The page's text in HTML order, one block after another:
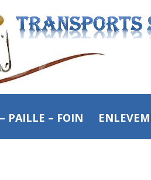
PAILLE – FOIN